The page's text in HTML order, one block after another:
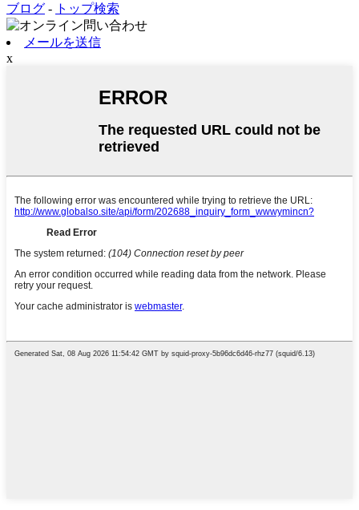
ブログ - トップ検索
メールを送信
x